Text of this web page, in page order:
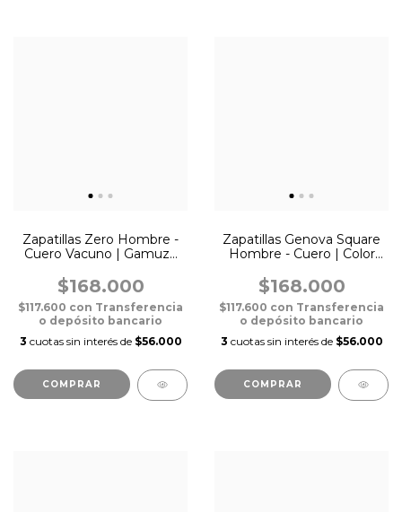
Zapatillas Zero Hombre -
Cuero Vacuno | Gamuza
$168.000
$117.600 con Transferencia
o depósito bancario
3 cuotas sin interés de $56.000
COMPRAR
Zapatillas Genova Square
Hombre - Cuero | Color
$168.000
$117.600 con Transferencia
o depósito bancario
3 cuotas sin interés de $56.000
COMPRAR